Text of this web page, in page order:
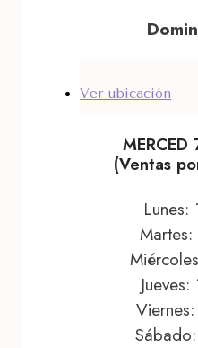
Ver ubicación
(Ventas